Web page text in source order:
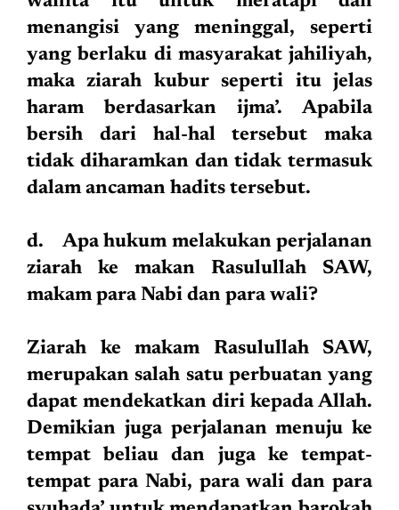
menangisi yang meninggal, seperti
yang berlaku di masyarakat jahiliyah,
maka ziarah kubur seperti itu jelas
haram berdasarkan ijma’. Apabila
bersih dari hal-hal tersebut maka
tidak diharamkan dan tidak termasuk
dalam ancaman hadits tersebut.
d. Apa hukum melakukan perjalanan
ziarah ke makan Rasulullah SAW,
makam para Nabi dan para wali?
Ziarah ke makam Rasulullah SAW,
merupakan salah satu perbuatan yang
dapat mendekatkan diri kepada Allah.
Demikian juga perjalanan menuju ke
tempat beliau dan juga ke tempat-
tempat para Nabi, para wali dan para